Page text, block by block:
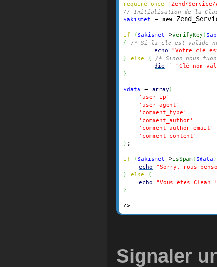
require_once
'Zend/Service/
// Initialisation de la Class
$akismet
= new
if ( $akismet ->verifyKey (
{
/* Si la cle est valide
echo
"Votre clé
}
else {
/* Sinon nous
die
(
"Clé non
}
$data = array (
'user_ip'
'user_agent'
'comment_type'
'comment_author'
'comment_author_email'
'comment_content'
) ;
if ( $akismet ->isSpam( $data )
echo
"Sorry, nous
}
else
{
echo
"Vous êtes Clean
}
?>
Signaler